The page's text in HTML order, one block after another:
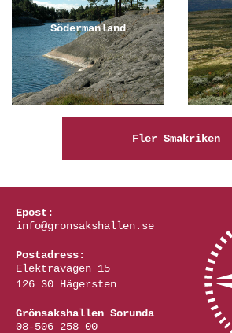
Södermanland
Fler Smakriken
Epost:
info@gronsakshallen.se
Postadress:
Elektravägen 15
126 30 Hägersten
Grönsakshallen Sorunda
08-506 258 00